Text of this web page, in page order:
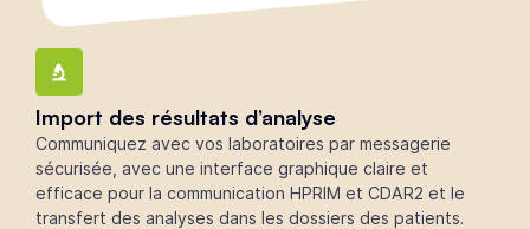
Import des résultats d’analyse
Communiquez avec vos laboratoires par messagerie
sécurisée, avec une interface graphique claire et
efficace pour la communication HPRIM et CDAR2 et le
transfert des analyses dans les dossiers des patients.